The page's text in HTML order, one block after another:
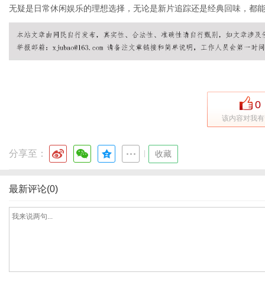
无疑是日常休闲娱乐的理想选择，无论是新片追踪还是经典回味，都
0
该内容对我
分享至： 收藏
最新评论(0)